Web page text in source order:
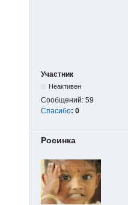
Участник
Неактивен
Сообщений: 59
Спасибо: 0
Росинка